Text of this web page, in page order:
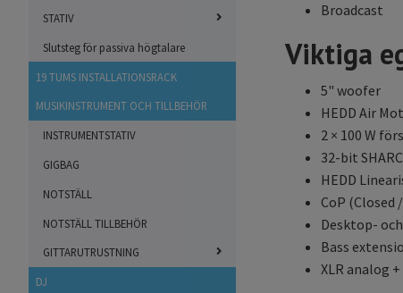
STATIV
Slutsteg för passiva högtalare
19 TUMS INSTALLATIONSRACK
MUSIKINSTRUMENT OCH TILLBEHÖR
INSTRUMENTSTATIV
GIGBAG
NOTSTÄLL
NOTSTÄLL TILLBEHÖR
GITTARUTRUSTNING
DJ
Broadcast
Viktiga
5" woofer
HEDD Air
2 × 100 W
32-bit
HEDD
CoP (Closed
Desktop-
Bass
XLR analog +